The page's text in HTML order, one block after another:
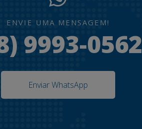
ENVIE UMA MENSAGEM!
9993-0562
Enviar WhatsApp